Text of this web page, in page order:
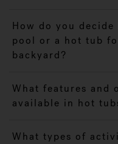
How do you
pool or a hot tub
backyard?
What features and
available in hot
What types of